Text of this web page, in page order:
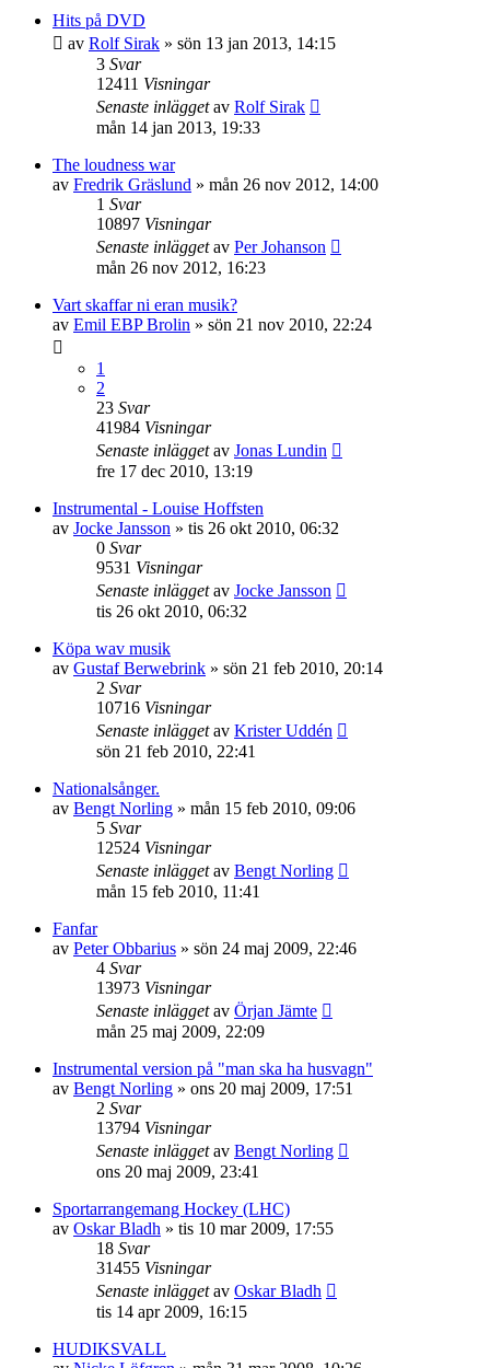
Hits på DVD
av Rolf Sirak » sön 13 jan 2013, 14:15
3 Svar
12411 Visningar
Senaste inläggetav Rolf Sirak
mån 14 jan 2013, 19:33
The loudness war
av Fredrik Gräslund » mån 26 nov 2012, 14:00
1 Svar
10897 Visningar
Senaste inläggetav Per Johanson
mån 26 nov 2012, 16:23
Vart skaffar ni eran musik?
av Emil EBP Brolin » sön 21 nov 2010, 22:24
1
2
23 Svar
41984 Visningar
Senaste inläggetav Jonas Lundin
fre 17 dec 2010, 13:19
Instrumental - Louise Hoffsten
av Jocke Jansson » tis 26 okt 2010, 06:32
0 Svar
9531 Visningar
Senaste inläggetav Jocke Jansson
tis 26 okt 2010, 06:32
Köpa wav musik
av Gustaf Berwebrink » sön 21 feb 2010, 20:14
2 Svar
10716 Visningar
Senaste inläggetav Krister Uddén
sön 21 feb 2010, 22:41
Nationalsånger.
av Bengt Norling » mån 15 feb 2010, 09:06
5 Svar
12524 Visningar
Senaste inläggetav Bengt Norling
mån 15 feb 2010, 11:41
Fanfar
av Peter Obbarius » sön 24 maj 2009, 22:46
4 Svar
13973 Visningar
Senaste inläggetav Örjan Jämte
mån 25 maj 2009, 22:09
Instrumental version på "man ska ha husvagn"
av Bengt Norling » ons 20 maj 2009, 17:51
2 Svar
13794 Visningar
Senaste inläggetav Bengt Norling
ons 20 maj 2009, 23:41
Sportarrangemang Hockey (LHC)
av Oskar Bladh » tis 10 mar 2009, 17:55
18 Svar
31455 Visningar
Senaste inläggetav Oskar Bladh
tis 14 apr 2009, 16:15
HUDIKSVALL